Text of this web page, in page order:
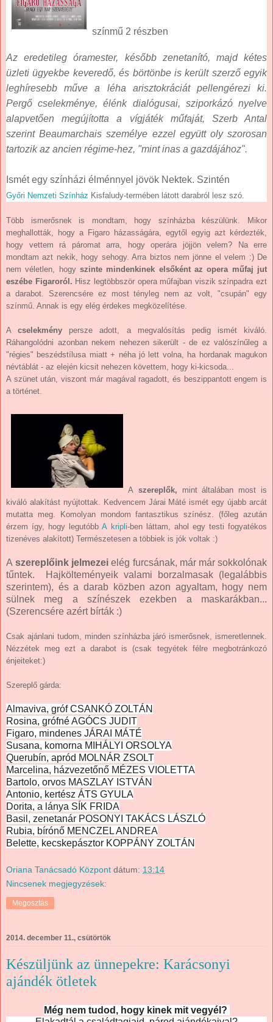
színmű 2 részben
Az eredetileg óramester, később zenetanító, majd kétes
üzleti ügyekbe keveredő, és börtönbe is került szerző egyik
leghíresebb műve a léha arisztokráciát pellengérezi ki.
Pergő cselekménye, élénk dialógusai, sziporkázó nyelve
alapvetően megújította a vígjáték műfaját, Szerb Antal
szerint Beaumarchais személye ezzel együtt oly szorosan
tartozik az ancien régime-hez, "mint inas a gazdájához".
Ismét egy színházi élménnyel jövök Nektek. Szintén
Győri Nemzeti Színház Kisfaludy-termében látott darabról lesz szó.
Több ismerősnek is mondtam, hogy színházba készülünk. Mikor
meghallották, hogy a Figaro házasságára, egytől egyig azt kérdezték,
hogy vettem rá páromat arra, hogy operára jöjjön velem? Na erre
mondtam azt nekik, hogy sehogy. Arra biztos nem jönne el velem :) De
nem véletlen, hogy szinte mindenkinek elsőként az opera műfaj jut
eszébe Figaroról. Hisz legtöbbször opera műfajban viszik színpadra ezt
a darabot. Szerencsére ez most tényleg nem az volt, "csupán" egy
színmű. Annak is egy elég érdekes megközelítése.
Acselekmény persze adott, a megvalósítás pedig ismét kiváló.
Ráhangolódni azonban nekem nehezen sikerült - de ez valószínűleg a
"régies" beszédstílusa miatt + néha jó lett volna, ha hordanak magukon
névtáblát - az elején kicsit nehezen követtem, hogy ki-kicsoda...
A szünet után, viszont már magával ragadott, és beszippantott engem is
a történet.
A szereplők, mint általában most is
kiváló alakítást nyújtottak. Kedvencem Járai Máté ismét egy újabb arcát
mutatta meg. Komolyan mondom fantasztikus színész. (főleg azután
érzem így, hogy legutóbbA kripli-ben láttam, ahol egy testi fogyatékos
tizenéves alakított) Természetesen a többiek is jók voltak :)
Aszereplőink jelmezei elég furcsának, már már sokkolónak
tűntek. Hajkölteményeik valami borzalmasak (legalábbis
szerintem), és a darab közben azon agyaltam, hogy nem
sülnek meg a színészek ezekben a maskarákban...
(Szerencsére azért bírták :)
Csak ajánlani tudom, minden színházba járó ismerősnek, ismeretlennek.
Nézzétek meg ezt a darabot is (csak tegyétek félre megbotránkozó
énjeiteket:)
Szereplő gárda:
Almaviva, gróf CSANKÓ ZOLTÁN
Rosina, grófné AGÓCS JUDIT
Figaro, mindenes JÁRAI MÁTÉ
Susana, komorna MIHÁLYI ORSOLYA
Querubín, apród MOLNÁR ZSOLT
Marcelina, házvezetőnő MÉZES VIOLETTA
Bartolo, orvos MASZLAY ISTVÁN
Antonio, kertész ÁTS GYULA
Dorita, a lánya SÍK FRIDA
Basil, zenetanár POSONYI TAKÁCS LÁSZLÓ
Rubia, bírónő MENCZEL ANDREA
Belette, kecskepásztor KOPPÁNY ZOLTÁN
Oriana Tanácsadó Központ dátum: 13:14
Nincsenek megjegyzések:
Megosztás
2014. december 11., csütörtök
Készüljünk az ünnepekre: Karácsonyi
ajándék ötletek
Még nem tudod, hogy kinek mit vegyél?